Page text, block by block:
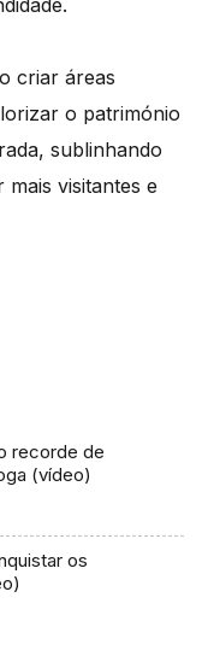
criar áreas
o património
sublinhando
visitantes e
recorde de
(vídeo)
os